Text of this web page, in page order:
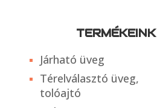
TERMÉKEINK
Járható üveg
Térelválasztó üveg,
tolóajtó